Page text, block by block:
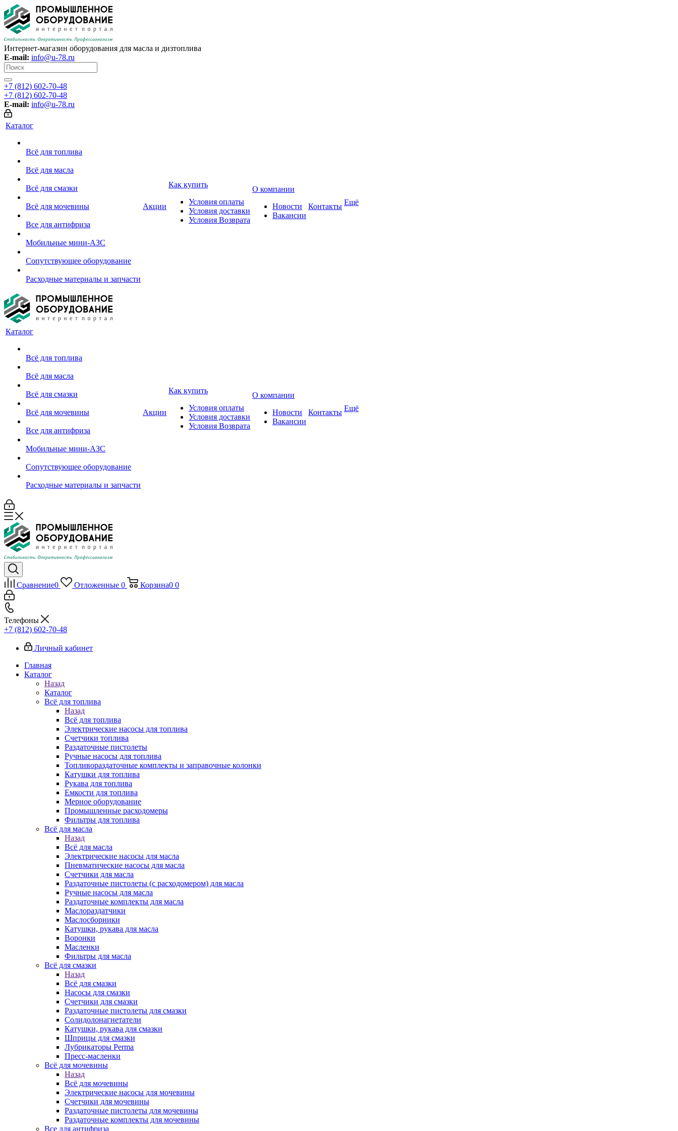
Интернет-магазин оборудования для масла и дизтоплива
E-mail: info@u-78.ru
+7 (812) 602-70-48
+7 (812) 602-70-48
E-mail: info@u-78.ru
Каталог
Всё для топлива
Всё для масла
Всё для смазки
Всё для мочевины
Все для антифриза
Мобильные мини-АЗС
Сопутствующее оборудование
Расходные материалы и запчасти
Акции
Как купить
Условия оплаты
Условия доставки
Условия Возврата
О компании
Новости
Вакансии
Контакты Ещё
Каталог
Всё для топлива
Всё для масла
Всё для смазки
Всё для мочевины
Все для антифриза
Мобильные мини-АЗС
Сопутствующее оборудование
Расходные материалы и запчасти
Акции
Как купить
Условия оплаты
Условия доставки
Условия Возврата
О компании
Новости
Вакансии
Контакты Ещё
Сравнение0 Отложенные 0 Корзина0 0
Телефоны
+7 (812) 602-70-48
Личный кабинет
Главная
Каталог
Назад
Каталог
Всё для топлива
Назад
Всё для топлива
Электрические насосы для топлива
Счетчики топлива
Раздаточные пистолеты
Ручные насосы для топлива
Топливораздаточные комплекты и заправочные колонки
Катушки для топлива
Рукава для топлива
Емкости для топлива
Мерное оборудование
Промышленные расходомеры
Фильтры для топлива
Всё для масла
Назад
Всё для масла
Электрические насосы для масла
Пневматические насосы для масла
Счетчики для масла
Раздаточные пистолеты (с расходомером) для масла
Ручные насосы для масла
Раздаточные комплекты для масла
Маслораздатчики
Маслосборники
Катушки, рукава для масла
Воронки
Масленки
Фильтры для масла
Всё для смазки
Назад
Всё для смазки
Насосы для смазки
Счетчики для смазки
Раздаточные пистолеты для смазки
Солидолонагнетатели
Катушки, рукава для смазки
Шприцы для смазки
Лубрикаторы Perma
Пресс-масленки
Всё для мочевины
Назад
Всё для мочевины
Электрические насосы для мочевины
Счетчики для мочевины
Раздаточные пистолеты для мочевины
Раздаточные комплекты для мочевины
Все для антифриза